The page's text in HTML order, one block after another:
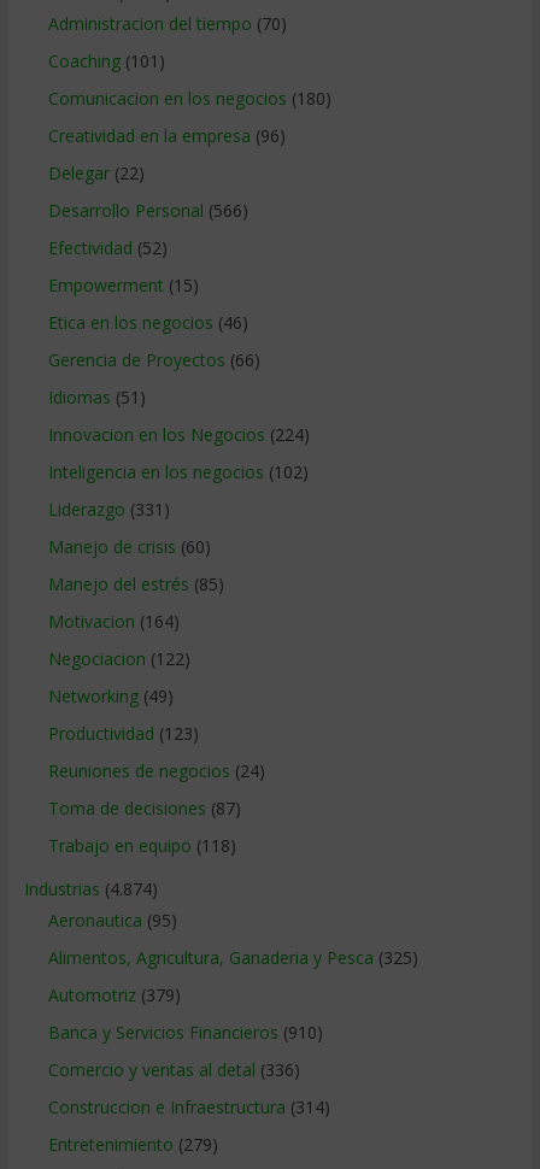
Administracion del tiempo (70)
Coaching(101)
Comunicacion en los negocios (180)
Creatividad en la empresa (96)
Delegar(22)
Desarrollo Personal (566)
Efectividad (52)
Empowerment (15)
Etica en los negocios (46)
Gerencia de Proyectos (66)
Idiomas (51)
Innovacion en los Negocios (224)
Inteligencia en los negocios (102)
Liderazgo (331)
Manejo de crisis (60)
Manejo del estrés (85)
Motivacion (164)
Negociacion (122)
Networking(49)
Productividad (123)
Reuniones de negocios (24)
Toma de decisiones (87)
Trabajo en equipo (118)
Industrias (4.874)
Aeronautica (95)
Alimentos, Agricultura, Ganaderia y Pesca (325)
Automotriz(379)
Banca y Servicios Financieros (910)
Comercio y ventas al detal (336)
Construccion e Infraestructura (314)
Entretenimiento (279)